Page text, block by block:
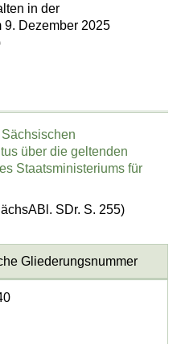
in der
9. Dezember 2025
über die geltenden
Staatsministeriums für
SDr. S. 255)
Gliederungsnummer